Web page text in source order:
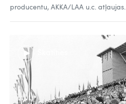
producentu, AKKA/LAA u.c. atļaujas.